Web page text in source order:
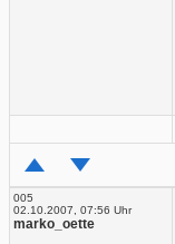
005
02.10.2007, 07:56 Uhr
marko_oette